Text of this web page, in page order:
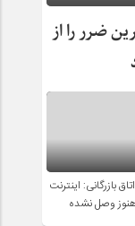
ضرر را از
بازرگانی: اینترنت
وصل نشده